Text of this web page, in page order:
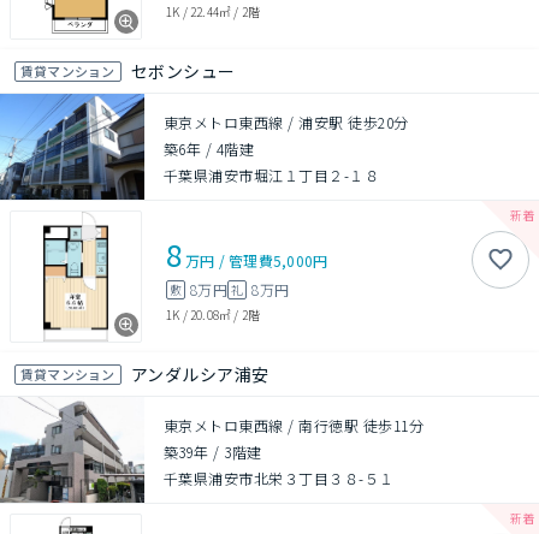
1K / 22.44㎡ / 2階
賃貸マンション セボンシュー
東京メトロ東西線 / 浦安駅 徒歩20分
築6年 / 4階建
千葉県浦安市堀江１丁目２-１８
8万円 /管理費5,000円
敷 8万円礼 8万円
1K / 20.08㎡ / 2階
賃貸マンション アンダルシア浦安
東京メトロ東西線 / 南行徳駅 徒歩11分
築39年 / 3階建
千葉県浦安市北栄３丁目３８-５１